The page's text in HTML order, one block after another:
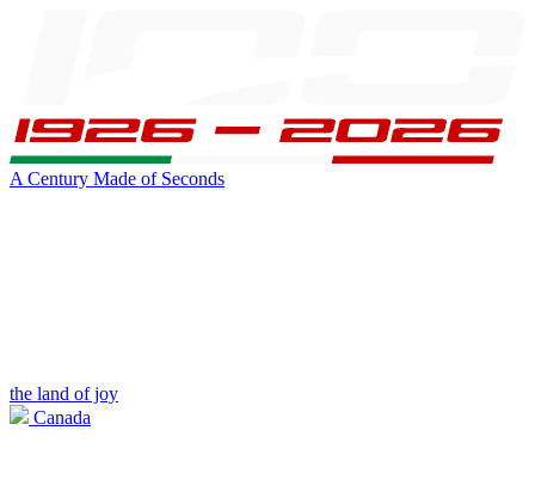
A Century Made of Seconds
the land of joy
Canada